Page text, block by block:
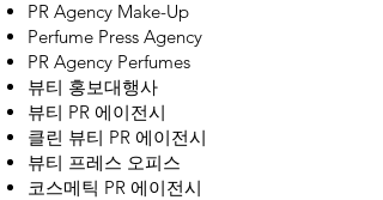
PR Agency Make-Up
Perfume Press Agency
PR Agency Perfumes
뷰티 홍보대행사
뷰티 PR 에이전시
클린 뷰티 PR 에이전시
뷰티 프레스 오피스
코스메틱 PR 에이전시